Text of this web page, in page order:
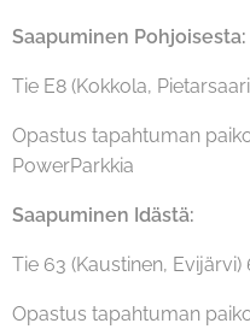
Saapuminen Pohjoisesta:
Tie E8 (Kokkola,
Opastus tapahtuman
PowerParkkia
Saapuminen Idästä:
Tie 63 (Kaustinen,
Opastus tapahtuman